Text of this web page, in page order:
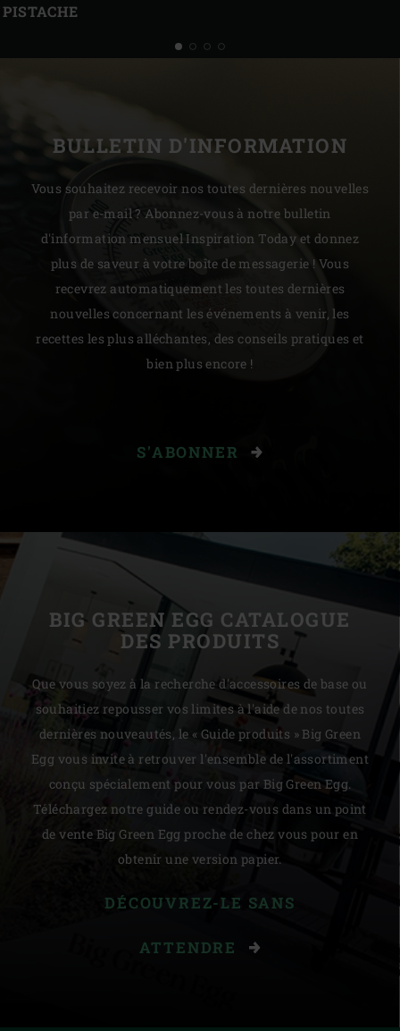
BULLETIN D'INFORMATION
Vous souhaitez recevoir nos toutes dernières nouvelles
par e-mail ? Abonnez-vous à notre bulletin
d'information mensuel Inspiration Today et donnez
plus de saveur à votre boîte de messagerie ! Vous
recevrez automatiquement les toutes dernières
nouvelles concernant les événements à venir, les
recettes les plus alléchantes, des conseils pratiques et
bien plus encore !
S'ABONNER
BIG GREEN EGG CATALOGUE
DES PRODUITS
Que vous soyez à la recherche d'accessoires de base ou
souhaitiez repousser vos limites à l'aide de nos toutes
dernières nouveautés, le « Guide produits » Big Green
Egg vous invite à retrouver l'ensemble de l'assortiment
conçu spécialement pour vous par Big Green Egg.
Téléchargez notre guide ou rendez-vous dans un point
de vente Big Green Egg proche de chez vous pour en
obtenir une version papier.
DÉCOUVREZ-LE SANS
ATTENDRE